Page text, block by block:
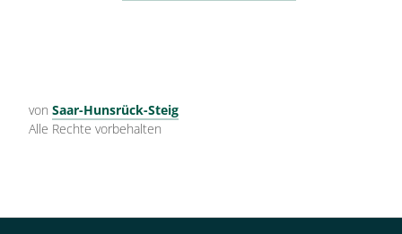
von Saar-Hunsrück-Steig
Alle Rechte vorbehalten